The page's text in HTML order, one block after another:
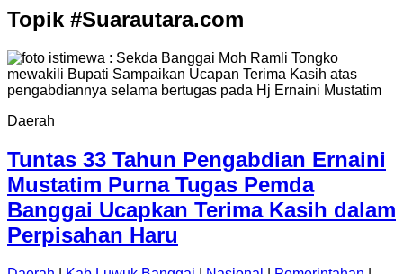
Topik #Suarautara.com
Daerah
Tuntas 33 Tahun Pengabdian Ernaini
Mustatim Purna Tugas Pemda
Banggai Ucapkan Terima Kasih dalam
Perpisahan Haru